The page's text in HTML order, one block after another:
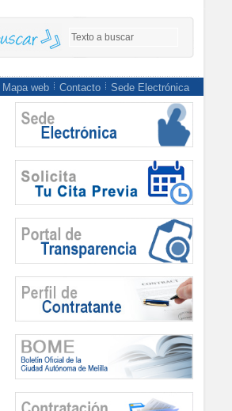
Mapa web Contacto Sede Electrónica